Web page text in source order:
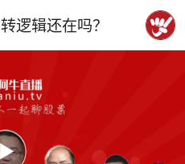
逻辑还在吗？